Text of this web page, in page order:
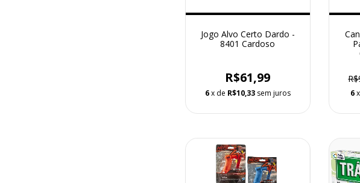
Jogo Alvo Certo Dardo -
8401 Cardoso
R$61,99
6x de R$10,33 sem juros 6